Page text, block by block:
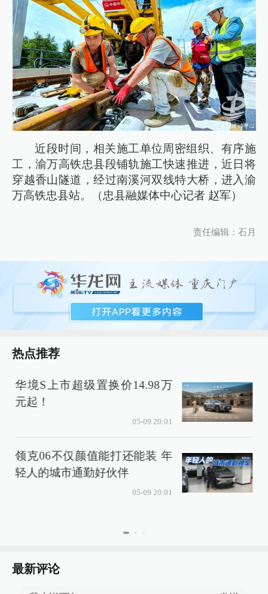
近段时间，相关施工单位周密组织、有序施
工，渝万高铁忠县段铺轨施工快速推进，近日将
穿越香山隧道，经过南溪河双线特大桥，进入渝
万高铁忠县站。（忠县融媒体中心记者 赵军）
责任编辑：石月
热点推荐
华境S上市超级置换价14.98万
元起！
05-09 20:01
领克06不仅颜值能打还能装 年
轻人的城市通勤好伙伴
05-09 20:01
最新评论